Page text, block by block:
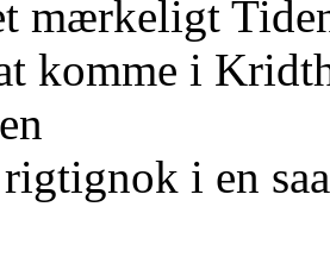
mærkeligt
komme i
i en